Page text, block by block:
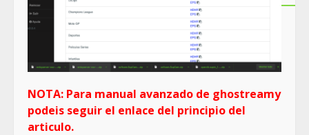
NOTA: Para manual avanzado de ghostreamy
podeis seguir el enlace del principio del
articulo.